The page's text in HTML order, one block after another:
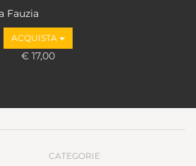
Fauzia
ACQUISTA
€ 17,00
CATEGORIE